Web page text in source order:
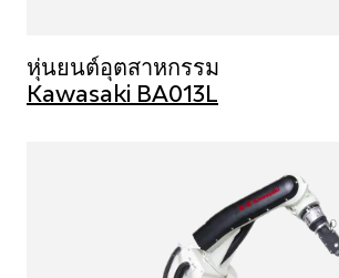
หุ่นยนต์อุตสาหกรรม
Kawasaki BA013L